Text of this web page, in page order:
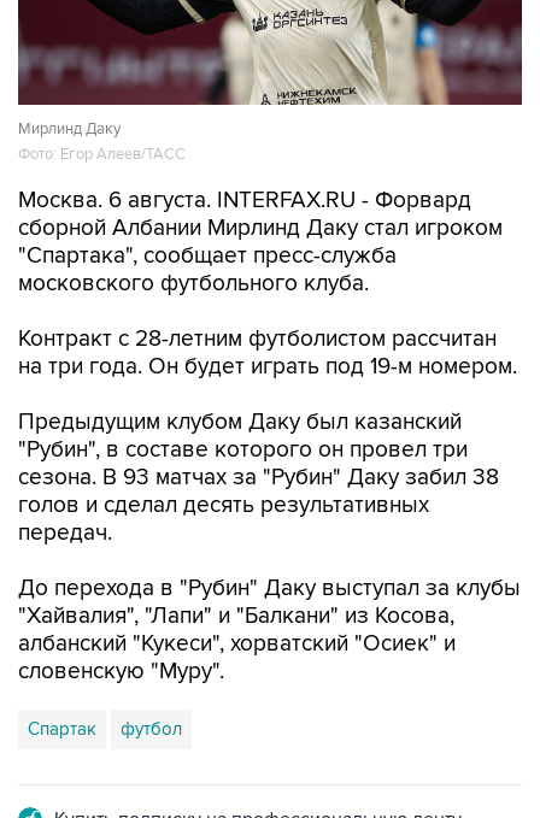
Мирлинд Даку
Фото: Егор Алеев/ТАСС
Москва. 6 августа. INTERFAX.RU - Форвард
сборной Албании Мирлинд Даку стал игроком
"Спартака", сообщает пресс-служба
московского футбольного клуба.
Контракт с 28-летним футболистом рассчитан
на три года. Он будет играть под 19-м номером.
Предыдущим клубом Даку был казанский
"Рубин", в составе которого он провел три
сезона. В 93 матчах за "Рубин" Даку забил 38
голов и сделал десять результативных
передач.
До перехода в "Рубин" Даку выступал за клубы
"Хайвалия", "Лапи" и "Балкани" из Косова,
албанский "Кукеси", хорватский "Осиек" и
словенскую "Муру".
Спартак футбол